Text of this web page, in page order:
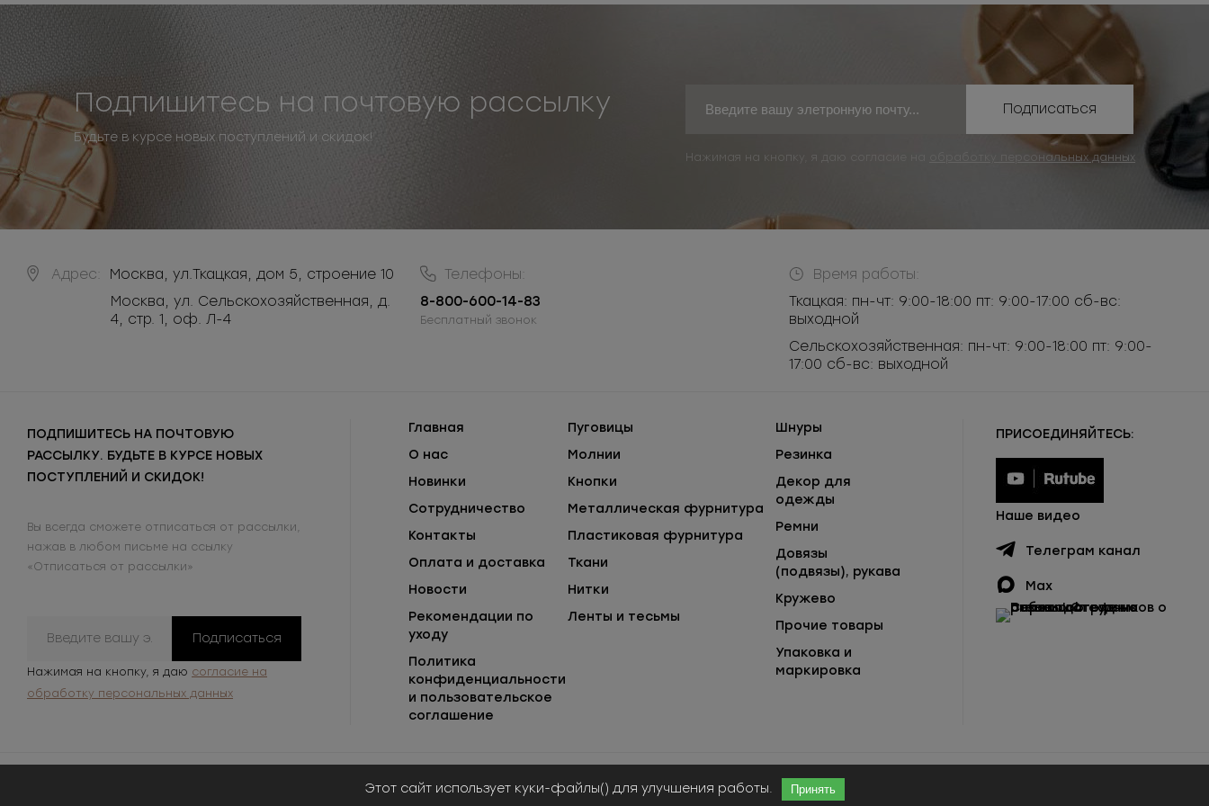
Подпишитесь на почтовую рассылку
Будьте в курсе новых поступлений и скидок!
Подписаться
Нажимая на кнопку, я даю согласие на обработку персональных данных
Адрес: Москва, ул.Ткацкая, дом 5, строение 10
Москва, ул. Сельскохозяйственная, д.
4, стр. 1, оф. Л-4
Телефоны:
8-800-600-14-83
Бесплатный звонок
Время работы:
Ткацкая: пн-чт: 9:00-18:00 пт: 9:00-17:00 сб-вс:
выходной
Сельскохозяйственная: пн-чт: 9:00-18:00 пт: 9:00-
17:00 сб-вс: выходной
ПОДПИШИТЕСЬ НА ПОЧТОВУЮ
РАССЫЛКУ. БУДЬТЕ В КУРСЕ НОВЫХ
ПОСТУПЛЕНИЙ И СКИДОК!
Вы всегда сможете отписаться от рассылки,
нажав в любом письме на ссылку
«Отписаться от рассылки»
Подписаться
Нажимая на кнопку, я даю согласие на
обработку персональных данных
Главная
О нас
Новинки
Сотрудничество
Контакты
Оплата и доставка
Новости
Рекомендации по
уходу
Политика
конфиденциальности
и пользовательское
соглашение
Пуговицы
Молнии
Кнопки
Металлическая фурнитура
Пластиковая фурнитура
Ткани
Нитки
Ленты и тесьмы
Шнуры
Резинка
Декор для
одежды
Ремни
Довязы
(подвязы), рукава
Кружево
Прочие товары
Упаковка и
маркировка
ПРИСОЕДИНЯЙТЕСЬ:
Наше видео
Телеграм канал
Max
Публичная оферта © ООО «Сержио Стефано», 2026
Этот сайт использует куки-файлы() для улучшения работы. Принять